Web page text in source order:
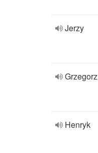
Jerzy
Grzegorz
Henryk